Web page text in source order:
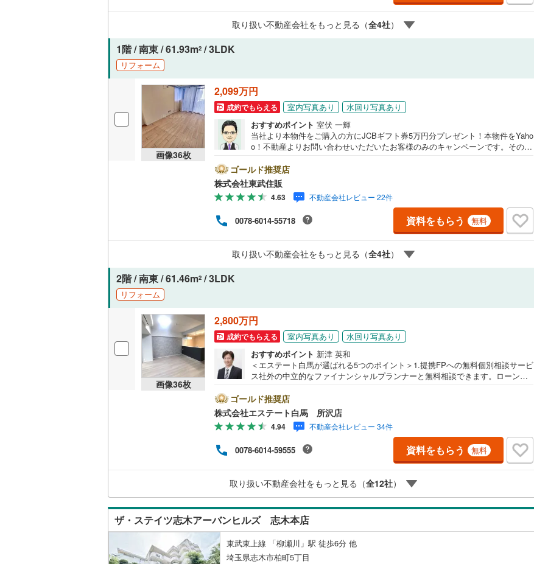
付けております！■頭金0円からのご購入可能です■（諸費用もOK）お気軽にお
取り扱い不動産会社をもっと見る（全4社）
1階 / 南東 / 61.93m2 / 3LDK
リフォーム
画像36枚
2,099万円
成約でもらえる 室内写真あり
水回り写真あり
おすすめポイント 室伏 一輝
当社より本物件をご購入の方にJCBギフト券5万円分プレゼント！本物件をYaho
o！不動産よりお問い合わせいただいたお客様のみのキャンペーンです。その他
話でのお問い合わせがスムーズです。住み替えをご希望の方は自社買取保証付
売却プランがございます。お気軽にお問い合わせください。●柳瀬川駅徒歩6分
●新規内装リフォーム●角住戸●食洗機・浄水器◇当社の強みは（1）リフォーム
（当社でも再販事業を行っている為、お客様に最適なプランをご提供できま
す。）（2）注文住宅のご紹介（提携ハウスメーカー7社を保有しておりますの
で、ご予算・ご希望に合ったプランをご紹介できます。）◇住まいに関する不
動産情報を豊富に取り揃えております。またリフォームの相談も承ります。◇
をクリック（2）本日～4日以内をご希望の方は「ご要望・ご質問欄」に希望日
時をご記入ください！
ゴールド推奨店
株式会社東武住販
4.63 不動産会社レビュー 22件
0078-6014-55718 資料をもらう 無料
取り扱い不動産会社をもっと見る（全4社）
2階 / 南東 / 61.46m2 / 3LDK
リフォーム
画像36枚
2,800万円
成約でもらえる 室内写真あり
水回り写真あり
おすすめポイント 新津 英和
＜エステート白馬が選ばれる5つのポイント＞1.提携FPへの無料個別相談サービ
ス社外の中立的なファイナンシャルプランナーと無料相談できます。ローン返
報が豊富所沢市を中心にたくさんの情報をご用意しております。インターネッ
ト広告前の物件も多数取り揃えております。お客様のご希望エリアをお申し付
けください。3.自社グループでリフォーム、新築請負所沢店の3階はリフォー
ム、注文建築部門の相談スペースです。一級建築士をはじめとした専門スタッ
フがおりますのでご見学とあわせて、リフォームや注文建築についてご相談頂
けます4.年中無休（年末年始除く）で営業しております営業時間 9:30～19:00
この時間はお電話でのお問合わせがスムーズです5.お子様連れでおこしくだ
用意しております。ご見学ご希望の方は、右上の“室内・現地を見学する（無
料）をボタンからご予約ください。
ゴールド推奨店
株式会社エステート白馬 所沢店
4.94 不動産会社レビュー 34件
0078-6014-59555 資料をもらう 無料
取り扱い不動産会社をもっと見る（全12社）
ザ・ステイツ志木アーバンヒルズ 志木本店
東武東上線 「柳瀬川」駅 徒歩6分 他
埼玉県志木市柏町5丁目
大里郡寄居町(0)
北葛飾郡杉戸町(5) 北葛飾郡松伏町
間取り、居室全体
LD
リビングダイニング15畳以上
（
）
キッチン
独立型キッチン（ 4）
浴室
浴室乾燥機あり （ 20 ） 浴室に窓あり
バルコニー、庭
収納
ウォークインクローゼット
（4 ）
販売、価格、契約、入居関連など
即入居可能（ 19）
オンライン対応
オンライン内見(相談)可（30） IT重説可
オンライン対応とは？